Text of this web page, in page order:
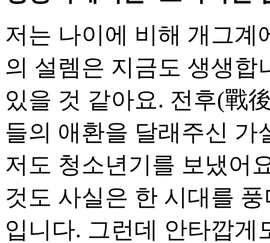
저는 나이에 비해 개그계
의 설렘은 지금도 생생합
있을 것 같아요. 전후(戰
들의 애환을 달래주신 가
저도 청소년기를 보냈어
것도 사실은 한 시대를
입니다. 그런데 안타깝게